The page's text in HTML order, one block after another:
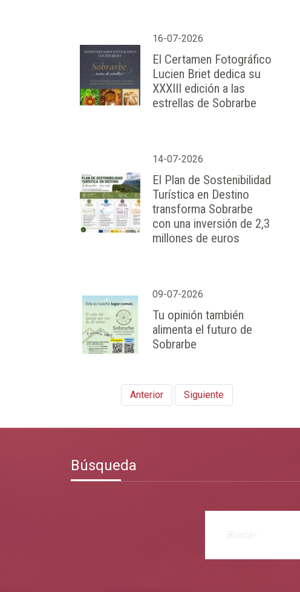
16-07-2026
El Certamen Fotográfico
Lucien Briet dedica su
XXXIII edición a las
estrellas de Sobrarbe
14-07-2026
El Plan de Sostenibilidad
Turística en Destino
transforma Sobrarbe
con una inversión de 2,3
millones de euros
09-07-2026
Tu opinión también
alimenta el futuro de
Sobrarbe
Anterior Siguiente
Búsqueda